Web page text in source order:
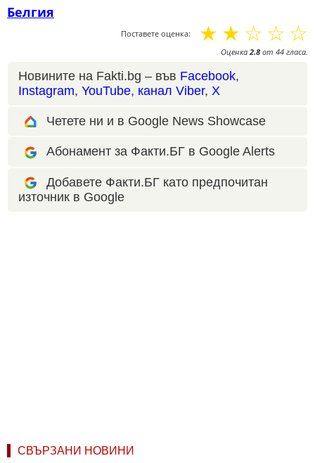
Белгия
Поставете оценка: ☆
☆
☆
☆
☆
Оценка2.8 от 44 гласа.
Новините на Fakti.bg – във Facebook,
Instagram, YouTube, канал Viber, X
Четете ни и в Google News Showcase
Абонамент за Факти.БГ в Google Alerts
Добавете Факти.БГ като предпочитан
източник в Google
СВЪРЗАНИ НОВИНИ